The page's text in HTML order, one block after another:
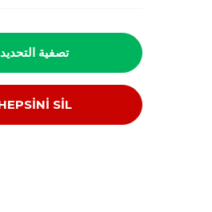
تصفية التحديد
SİL